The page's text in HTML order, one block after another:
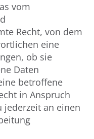
vom
Recht, von dem
eine
ob sie
Daten
betroffene
in Anspruch
jederzeit an einen